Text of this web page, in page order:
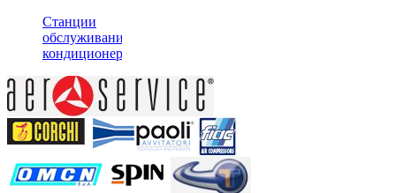
Станции
обслуживания
кондиционеров